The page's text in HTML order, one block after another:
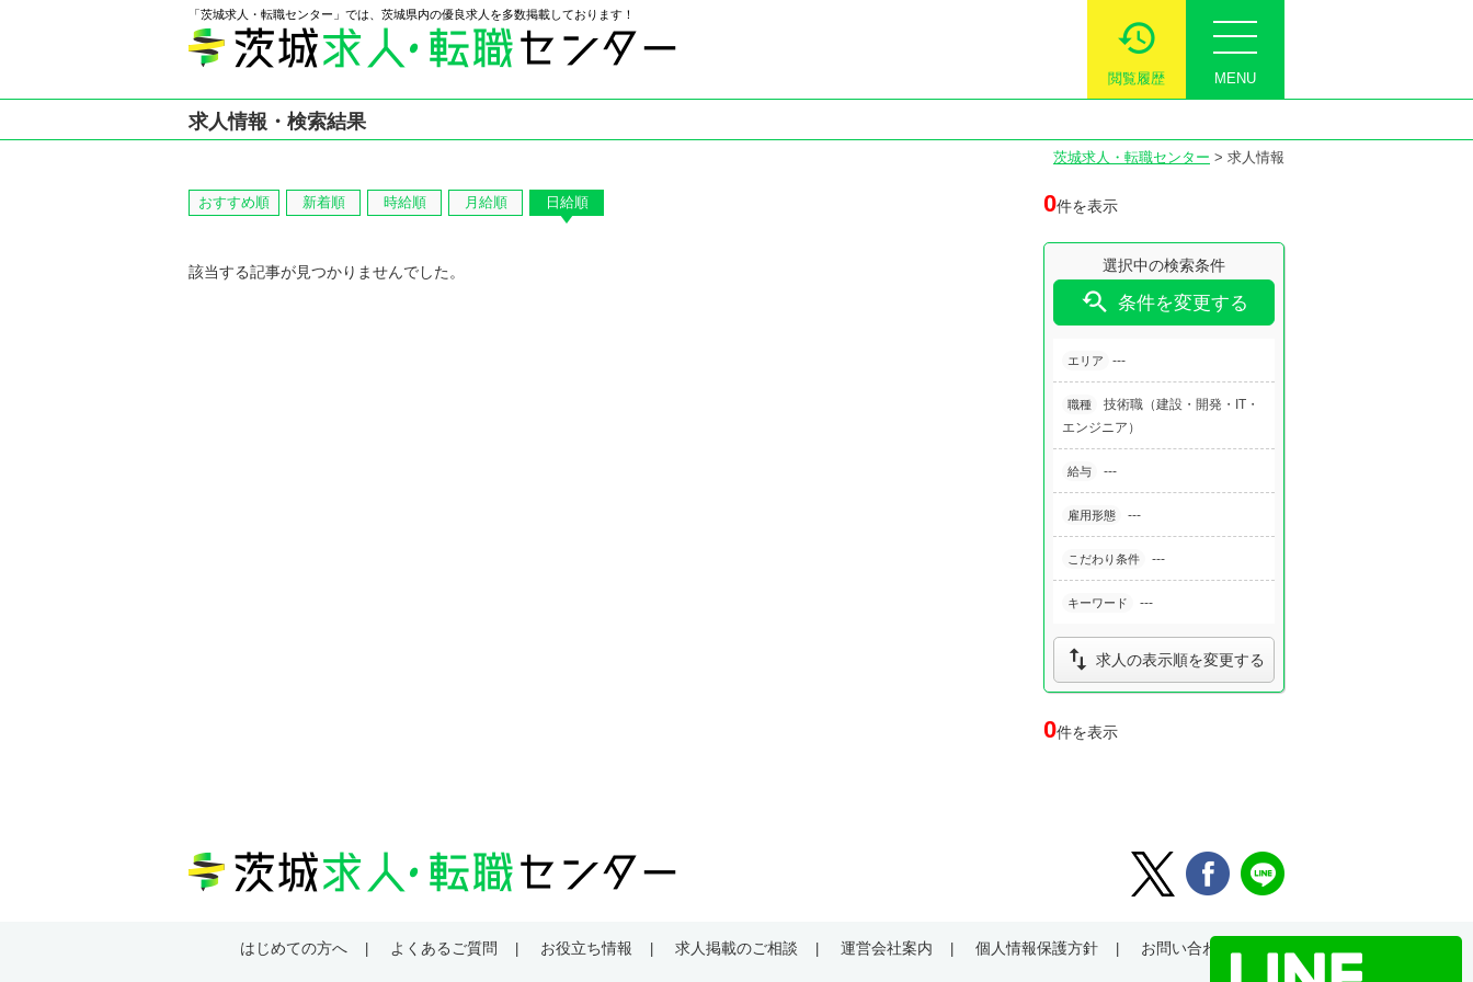
「茨城求人・転職センター」では、茨城県内の優良求人を多数掲載しております！
MENU
閲覧履歴
求人情報・検索結果
茨城求人・転職センター > 求人情報
0件を表示
おすすめ順 新着順 時給順 月給順 日給順
選択中の検索条件
 条件を変更する
エリア ---
職種
技術職（建設・開発・IT・
エンジニア）
給与 ---
雇用形態 ---
こだわり条件 ---
キーワード ---
 求人の表示順を変更する
該当する記事が見つかりませんでした。
0件を表示
はじめての方へ よくあるご質問 お役立ち情報 求人掲載のご相談 運営会社案内 個人情報保護方針 お問い合わせ